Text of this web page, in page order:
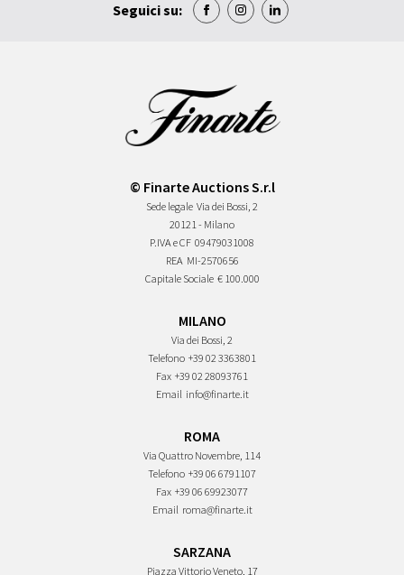
Seguici su:
© Finarte Auctions S.r.l
Sede legale Via dei Bossi, 2
20121 - Milano
P.IVA e CF 09479031008
REA MI-2570656
Capitale Sociale € 100.000
MILANO
Via dei Bossi, 2
Telefono +39 02 3363801
Fax +39 02 28093761
Email info@finarte.it
ROMA
Via Quattro Novembre, 114
Telefono +39 06 6791107
Fax +39 06 69923077
Email roma@finarte.it
SARZANA
Piazza Vittorio Veneto, 17